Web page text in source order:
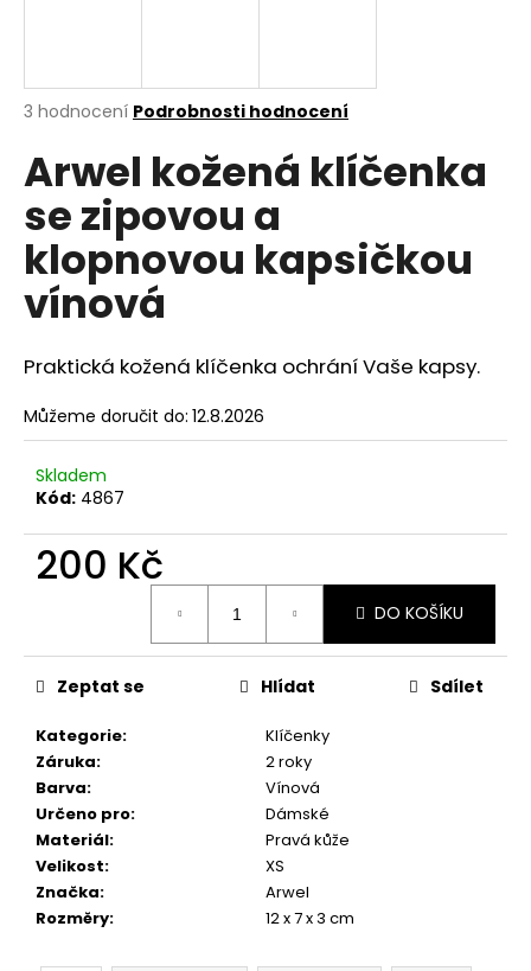
Průměrné
produktu
je
z
5
hvězdiček.
3 hodnocení Podrobnosti hodnocení
Arwel kožená klíčenka
se zipovou a
klopnovou kapsičkou
vínová
Praktická kožená klíčenka ochrání Vaše kapsy.
Můžeme doručit do: 12.8.2026
Skladem
Kód: 4867
200 Kč
DO KOŠÍKU
Kategorie:
Klíčenky
Záruka:
2 roky
Barva:
Vínová
Určeno pro:
Dámské
Materiál:
Pravá kůže
Velikost:
XS
Značka:
Arwel
Rozměry: 12 x 7 x 3 cm
Zeptat se Hlídat Sdílet
í
t
?
HLEDAT
D
o
p
u
č
u
e